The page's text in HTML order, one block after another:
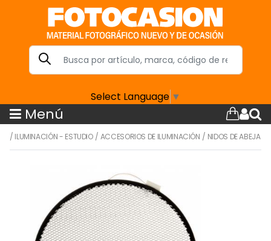
Select Language ▼
Menú
/ ILUMINACIÓN - ESTUDIO/ ACCESORIOS DE ILUMINACIÓN / NIDOS DE ABEJA